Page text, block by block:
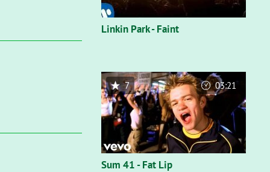
Linkin Park - Faint
Sum 41 - Fat Lip
7 03:21